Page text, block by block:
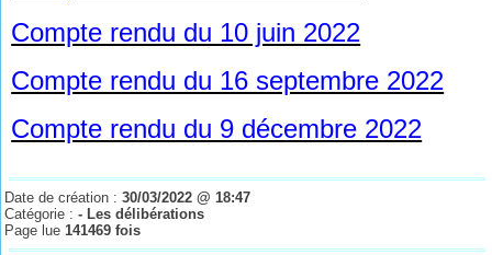
Compte rendu du 10 juin 2022
Compte rendu du 16 septembre 2022
Compte rendu du 9 décembre 2022
Date de création :30/03/2022 @ 18:47
Catégorie :- Les délibérations
Page lue141469 fois